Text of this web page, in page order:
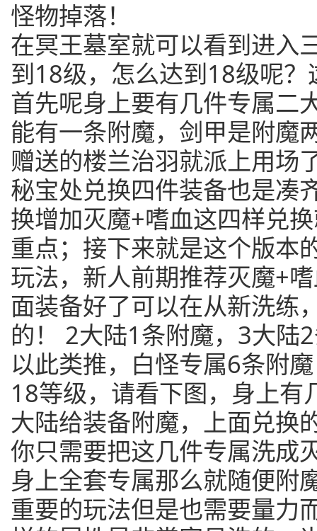
怪物掉落！
在冥王墓室就可以看到进入
到18级，怎么达到18级呢
首先呢身上要有几件专属二
能有一条附魔，剑甲是附魔
赠送的楼兰治羽就派上用场
秘宝处兑换四件装备也是凑
换增加灭魔+嗜血这四样兑
重点；接下来就是这个版本
玩法，新人前期推荐灭魔+
面装备好了可以在从新洗练
的！ 2大陆1条附魔，3大陆
以此类推，白怪专属6条附
18等级，请看下图，身上有
大陆给装备附魔，上面兑换
你只需要把这几件专属洗成
身上全套专属那么就随便附
重要的玩法但是也需要量力